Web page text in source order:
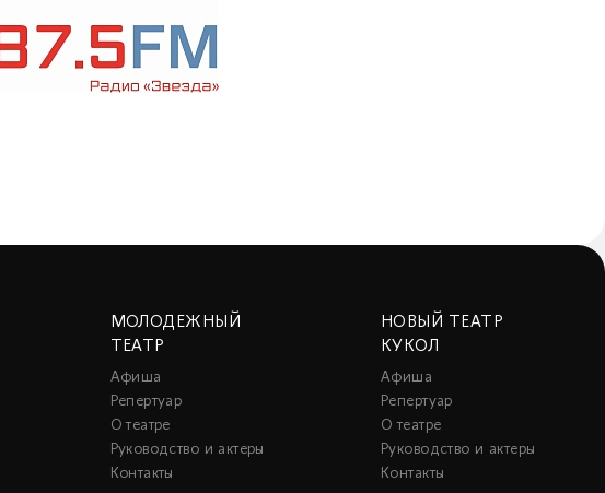
МОЛОДЕЖНЫЙ
ТЕАТР
Афиша
Репертуар
О театре
Руководство и актеры
Контакты
НОВЫЙ ТЕАТР
КУКОЛ
Афиша
Репертуар
О театре
Руководство и актеры
Контакты